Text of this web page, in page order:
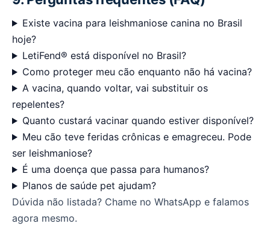
Existe vacina para leishmaniose canina no Brasil
hoje?
LetiFend® está disponível no Brasil?
Como proteger meu cão enquanto não há vacina?
A vacina, quando voltar, vai substituir os
repelentes?
Quanto custará vacinar quando estiver disponível?
Meu cão teve feridas crônicas e emagreceu. Pode
ser leishmaniose?
É uma doença que passa para humanos?
Planos de saúde pet ajudam?
Dúvida não listada? Chame no WhatsApp e falamos
agora mesmo.